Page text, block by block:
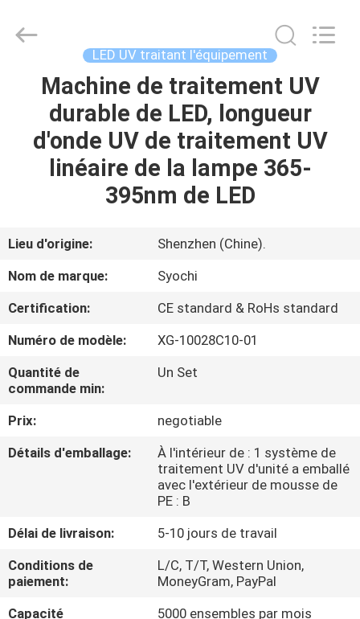
MAISON
PRODUITS
DE
NOUS
VISITE
D'USINE
CONTRÔLE
DE
QUALITÉ
NOUS
NOUVELLES
Syochi
Electronics
LED UV traitant l'équipement
Machine de traitement UV
durable de LED, longueur
d'onde UV de traitement UV
linéaire de la lampe 365-
395nm de LED
Lieu d'origine:
Shenzhen (Chine).
Nom de marque:
Syochi
Certification:
CE standard & RoHs standard
Numéro de modèle:
XG-10028C10-01
Quantité de
commande min:
Un Set
Prix:
negotiable
Détails d'emballage:
À l'intérieur de : 1 système de
traitement UV d'unité a emballé
avec l'extérieur de mousse de
PE : B
Délai de livraison:
5-10 jours de travail
Conditions de
paiement:
L/C, T/T, Western Union,
MoneyGram, PayPal
Capacité
5000 ensembles par mois